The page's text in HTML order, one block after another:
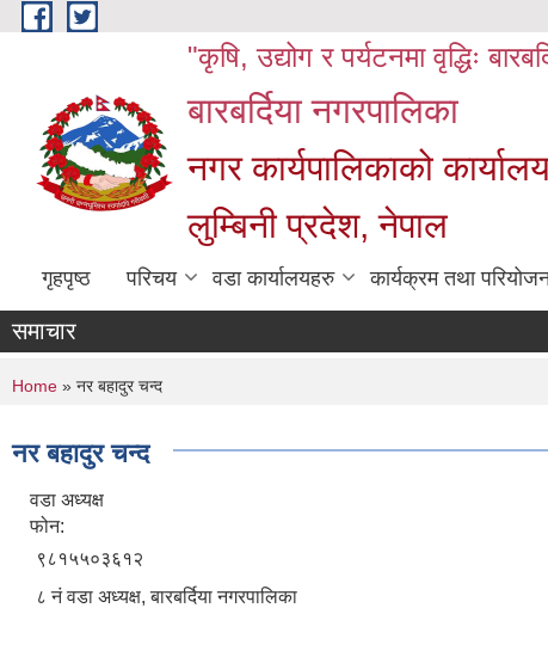
Skip to main content
"कृषि, उद्योग र पर्यटनमा वृद्धिः
बारबर्दिया नगरपालिका
नगर कार्यपालिकाको
लुम्बिनी प्रदेश, नेपाल
गृहपृष्ठ परिचय वडा कार्यालयहरु कार्यक्रम तथा
समाचार
You are here
Home » नर बहादुर चन्द
नर बहादुर चन्द
वडा अध्यक्ष
फोन:
९८१५५०३६१२
८ नं वडा अध्यक्ष, बारबर्दिया नगरपालिका